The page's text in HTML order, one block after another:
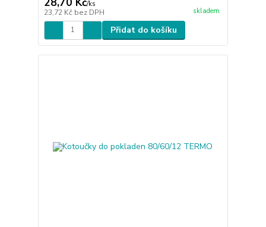
/ks
23,72 Kč bez DPH skladem
Přidat do košíku